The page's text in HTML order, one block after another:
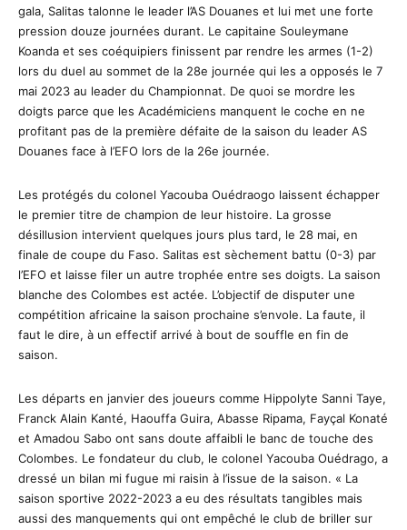
gala, Salitas talonne le leader l’AS Douanes et lui met une forte
pression douze journées durant. Le capitaine Souleymane
Koanda et ses coéquipiers finissent par rendre les armes (1-2)
lors du duel au sommet de la 28e journée qui les a opposés le 7
mai 2023 au leader du Championnat. De quoi se mordre les
doigts parce que les Académiciens manquent le coche en ne
profitant pas de la première défaite de la saison du leader AS
Douanes face à l’EFO lors de la 26e journée.
Les protégés du colonel Yacouba Ouédraogo laissent échapper
le premier titre de champion de leur histoire. La grosse
désillusion intervient quelques jours plus tard, le 28 mai, en
finale de coupe du Faso. Salitas est sèchement battu (0-3) par
l’EFO et laisse filer un autre trophée entre ses doigts. La saison
blanche des Colombes est actée. L’objectif de disputer une
compétition africaine la saison prochaine s’envole. La faute, il
faut le dire, à un effectif arrivé à bout de souffle en fin de
saison.
Les départs en janvier des joueurs comme Hippolyte Sanni Taye,
Franck Alain Kanté, Haouffa Guira, Abasse Ripama, Fayçal Konaté
et Amadou Sabo ont sans doute affaibli le banc de touche des
Colombes. Le fondateur du club, le colonel Yacouba Ouédrago, a
dressé un bilan mi fugue mi raisin à l’issue de la saison. « La
saison sportive 2022-2023 a eu des résultats tangibles mais
aussi des manquements qui ont empêché le club de briller sur